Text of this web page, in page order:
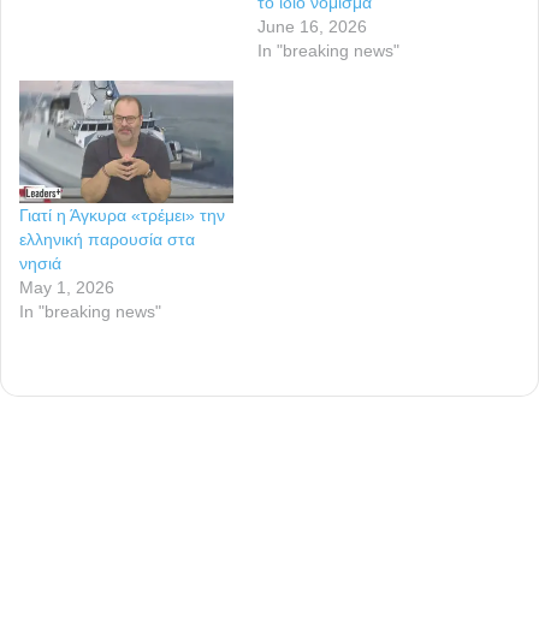
June 16, 2026
In "breaking news"
Γιατί η Άγκυρα «τρέμει» την
ελληνική παρουσία στα
νησιά
May 1, 2026
In "breaking news"